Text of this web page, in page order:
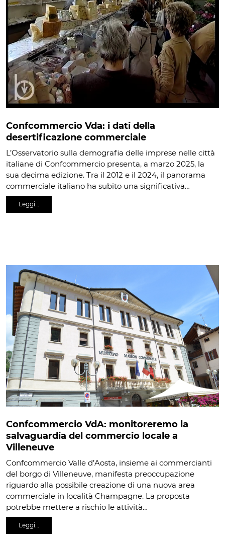
Confcommercio Vda: i dati della
desertificazione commerciale
L’Osservatorio sulla demografia delle imprese nelle città
italiane di Confcommercio presenta, a marzo 2025, la
sua decima edizione. Tra il 2012 e il 2024, il panorama
commerciale italiano ha subito una significativa…
Leggi…
Confcommercio VdA: monitoreremo la
salvaguardia del commercio locale a
Villeneuve
Confcommercio Valle d’Aosta, insieme ai commercianti
del borgo di Villeneuve, manifesta preoccupazione
riguardo alla possibile creazione di una nuova area
commerciale in località Champagne. La proposta
potrebbe mettere a rischio le attività…
Leggi…